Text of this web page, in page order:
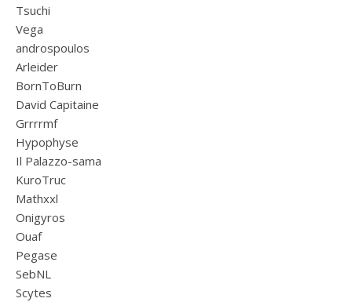
Tsuchi
Vega
androspoulos
Arleider
BornToBurn
David Capitaine
Grrrrmf
Hypophyse
Il Palazzo-sama
KuroTruc
Mathxxl
Onigyros
Ouaf
Pegase
SebNL
Scytes